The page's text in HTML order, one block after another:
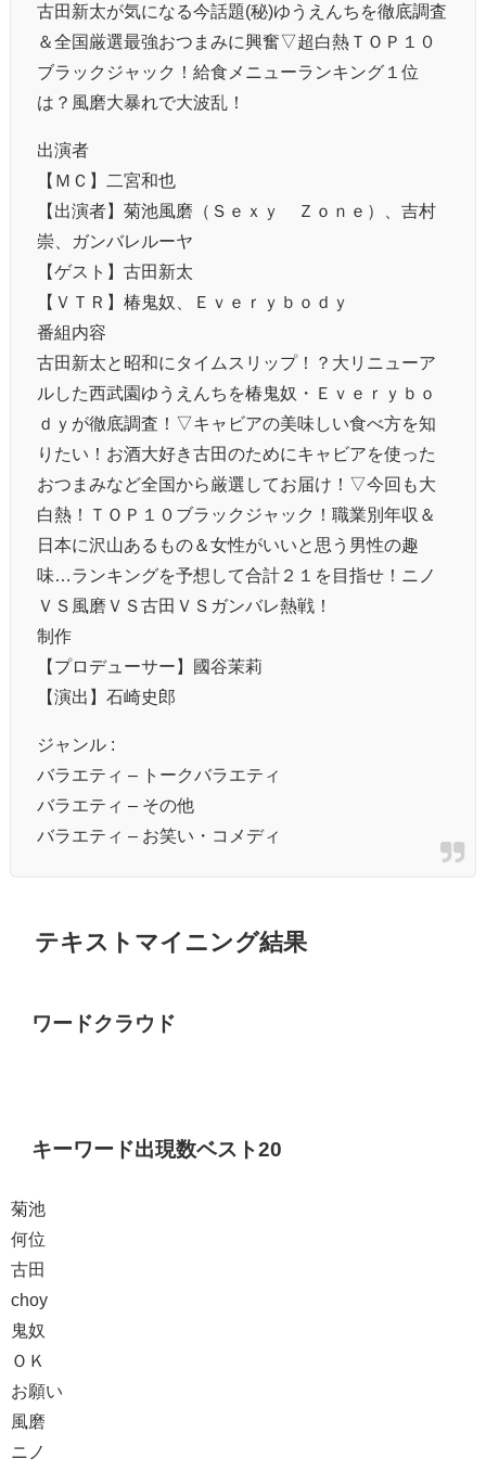
古田新太が気になる今話題(秘)ゆうえんちを徹底調査
＆全国厳選最強おつまみに興奮▽超白熱ＴＯＰ１０
ブラックジャック！給食メニューランキング１位
は？風磨大暴れで大波乱！
出演者
【ＭＣ】二宮和也
【出演者】菊池風磨（Ｓｅｘｙ Ｚｏｎｅ）、吉村
崇、ガンバレルーヤ
【ゲスト】古田新太
【ＶＴＲ】椿鬼奴、Ｅｖｅｒｙｂｏｄｙ
番組内容
古田新太と昭和にタイムスリップ！？大リニューア
ルした西武園ゆうえんちを椿鬼奴・Ｅｖｅｒｙｂｏ
ｄｙが徹底調査！▽キャビアの美味しい食べ方を知
りたい！お酒大好き古田のためにキャビアを使った
おつまみなど全国から厳選してお届け！▽今回も大
白熱！ＴＯＰ１０ブラックジャック！職業別年収＆
日本に沢山あるもの＆女性がいいと思う男性の趣
味…ランキングを予想して合計２１を目指せ！ニノ
ＶＳ風磨ＶＳ古田ＶＳガンバレ熱戦！
制作
【プロデューサー】國谷茉莉
【演出】石崎史郎
ジャンル :
バラエティ – トークバラエティ
バラエティ – その他
バラエティ – お笑い・コメディ
テキストマイニング結果
ワードクラウド
キーワード出現数ベスト20
菊池
何位
古田
choy
鬼奴
ＯＫ
お願い
風磨
ニノ